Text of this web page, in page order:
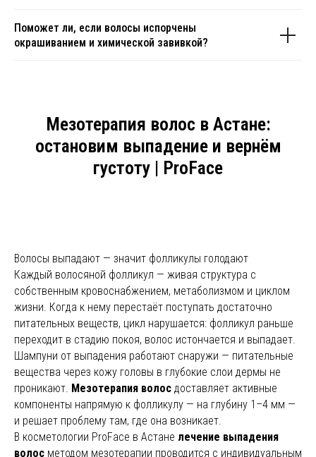
Поможет ли, если волосы испорчены
окрашиванием и химической завивкой?
Мезотерапия волос в Астане:
остановим выпадение и вернём
густоту | ProFace
Волосы выпадают — значит фолликулы голодают
Каждый волосяной фолликул — живая структура с
собственным кровоснабжением, метаболизмом и циклом
жизни. Когда к нему перестаёт поступать достаточно
питательных веществ, цикл нарушается: фолликул раньше
переходит в стадию покоя, волос истончается и выпадает.
Шампуни от выпадения работают снаружи — питательные
вещества через кожу головы в глубокие слои дермы не
проникают. Мезотерапия волос доставляет активные
компоненты напрямую к фолликулу — на глубину 1–4 мм —
и решает проблему там, где она возникает.
В косметологии ProFace в Астане лечение выпадения
волос методом мезотерапии проводится с индивидуальным